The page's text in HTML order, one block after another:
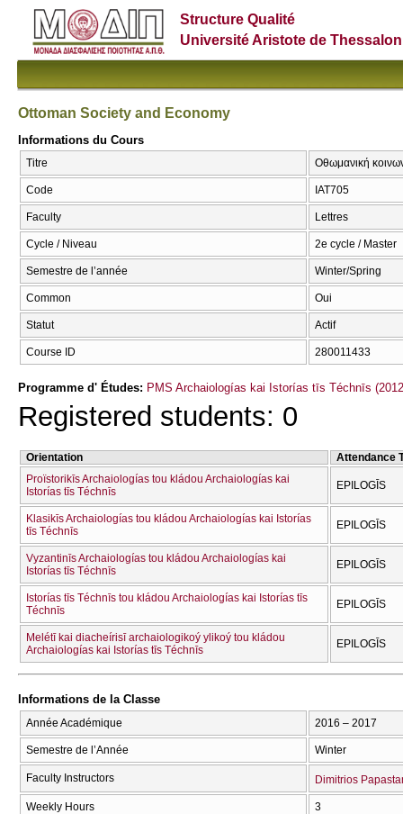
Structure Qualité
Université Aristote de
Ottoman Society and Economy
Informations du Cours
Titre Οθωμανική
Code ΙΑΤ705
Faculty Lettres
Cycle / Niveau 2e cycle / Master
Semestre de l’année Winter/Spring
Common Oui
Statut Actif
Course ID 280011433
Programme d' Études: PMS Archaiologías kai Istorías tīs Téchnīs
Registered students: 0
Orientation
Attendance
Proïstorikīs Archaiologías tou kládou Archaiologías kai
Istorías tīs Téchnīs
EPILOGĪS
Klasikīs Archaiologías tou kládou Archaiologías kai Istorías
tīs Téchnīs
EPILOGĪS
Vyzantinīs Archaiologías tou kládou Archaiologías kai
Istorías tīs Téchnīs
EPILOGĪS
Istorías tīs Téchnīs tou kládou Archaiologías kai Istorías tīs
Téchnīs
EPILOGĪS
Melétī kai diacheírisī archaiologikoý ylikoý tou kládou
Archaiologías kai Istorías tīs Téchnīs
EPILOGĪS
Informations de la Classe
Année Académique 2016 – 2017
Semestre de l’Année Winter
Faculty Instructors Dimitrios
Weekly Hours 3